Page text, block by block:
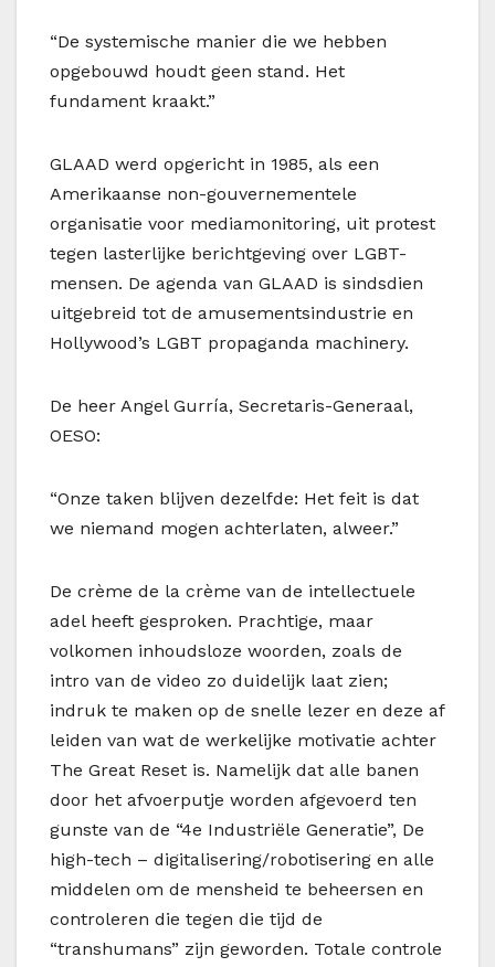
“De systemische manier die we hebben
opgebouwd houdt geen stand. Het
fundament kraakt.”
GLAAD werd opgericht in 1985, als een
Amerikaanse non-gouvernementele
organisatie voor mediamonitoring, uit protest
tegen lasterlijke berichtgeving over LGBT-
mensen. De agenda van GLAAD is sindsdien
uitgebreid tot de amusementsindustrie en
Hollywood’s LGBT propaganda machinery.
De heer Angel Gurría, Secretaris-Generaal,
OESO:
“Onze taken blijven dezelfde: Het feit is dat
we niemand mogen achterlaten, alweer.”
De crème de la crème van de intellectuele
adel heeft gesproken. Prachtige, maar
volkomen inhoudsloze woorden, zoals de
intro van de video zo duidelijk laat zien;
indruk te maken op de snelle lezer en deze af
leiden van wat de werkelijke motivatie achter
The Great Reset is. Namelijk dat alle banen
door het afvoerputje worden afgevoerd ten
gunste van de “4e Industriële Generatie”, De
high-tech – digitalisering/robotisering en alle
middelen om de mensheid te beheersen en
controleren die tegen die tijd de
“transhumans” zijn geworden. Totale controle